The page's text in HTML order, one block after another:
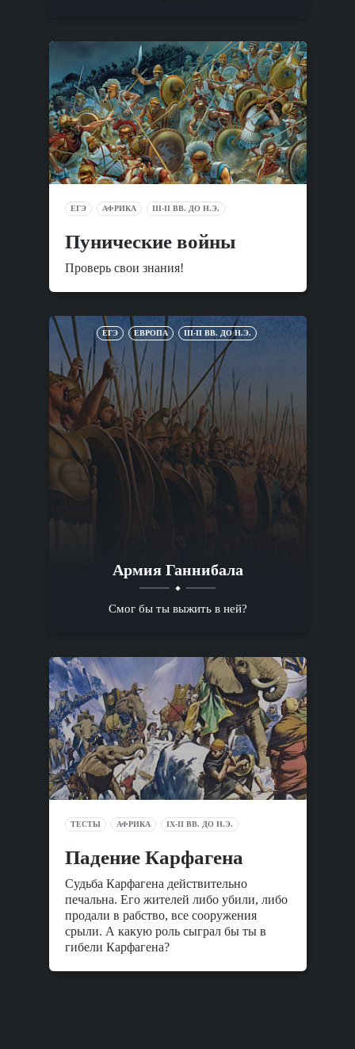
ЕГЭ АФРИКА III-II ВВ. ДО Н.Э.
Пунические войны
Проверь свои знания!
ЕГЭ ЕВРОПА III-II ВВ. ДО Н.Э.
Армия Ганнибала
Смог бы ты выжить в ней?
ТЕСТЫ АФРИКА IX-II ВВ. ДО Н.Э.
Падение Карфагена
Судьба Карфагена действительно
печальна. Его жителей либо убили, либо
продали в рабство, все сооружения
срыли. А какую роль сыграл бы ты в
гибели Карфагена?